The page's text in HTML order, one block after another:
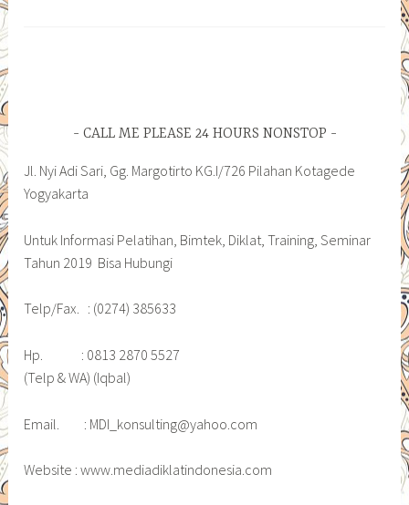
CALL ME PLEASE 24 HOURS NONSTOP
Jl. Nyi Adi Sari, Gg. Margotirto KG.I/726 Pilahan Kotagede
Yogyakarta
Untuk Informasi Pelatihan, Bimtek, Diklat, Training, Seminar
Tahun 2019 Bisa Hubungi
Telp/Fax. : (0274) 385633
Hp. : 0813 2870 5527
(Telp & WA) (Iqbal)
Email. : MDI_konsulting@yahoo.com
Website : www.mediadiklatindonesia.com